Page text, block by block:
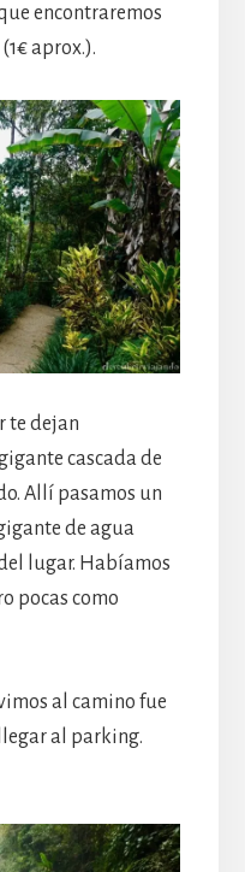
encontraremos
aprox.).
te dejan
cascada de
Allí pasamos un
de agua
lugar. Habíamos
pocas como
al camino fue
al parking.